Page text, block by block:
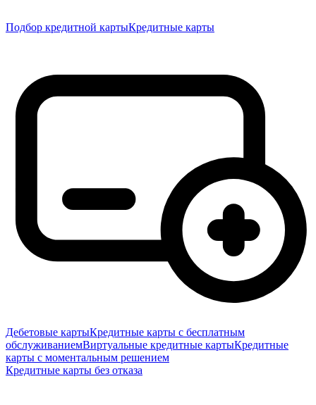
Подбор кредитной картыКредитные карты
Дебетовые картыКредитные карты с бесплатным
обслуживаниемВиртуальные кредитные картыКредитные
карты с моментальным решением
Кредитные карты без отказа